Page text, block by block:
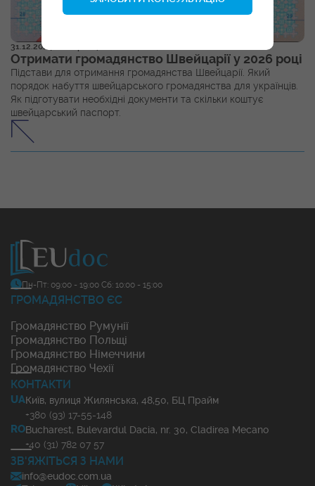
31.12.2024
Отримати громадянство Швейцарії у 2026 році
Підстави для отримання громадянства Швейцарії. Який
порядок набуття швейцарського громадянства для українців.
Як підготувати необхідні документи та скільки коштує
швейцарський паспорт.
Пн-Пт: 09:00 - 19:00 Сб: 10:00 - 15:00
ГРОМАДЯНСТВО ЄС
Громадянство Румунії
Громадянство Польщі
Громадянство Німеччини
Громадянство Чехії
КОНТАКТИ
UAКиїв, вулиця Жилянська, 48,50, БЦ Прайм
+380 (93) 17-55-148
ROBucharest, Bulevardul Dacia, nr. 30, Cladirea Mecano
+40 (31) 782 07 57
ЗВ'ЯЖІТЬСЯ З НАМИ
info@eudoc.com.ua